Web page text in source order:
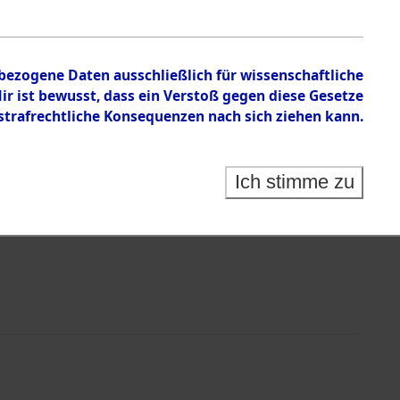
Daten ausschließlich für wissenschaftliche
bewusst, dass ein Verstoß gegen diese Gesetze
Konsequenzen nach sich ziehen kann.
Ich stimme zu